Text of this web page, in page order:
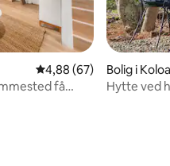
49 omtaler
4,88 ud af 5 i
4,88 (67)
få
Bolig i Koloa
Hytte ved